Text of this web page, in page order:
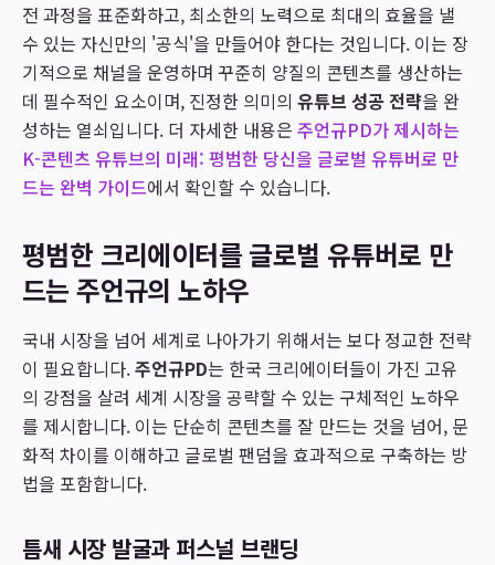
전 과정을 표준화하고, 최소한의 노력으로 최대의 효율을 낼
수 있는 자신만의 '공식'을 만들어야 한다는 것입니다. 이는 장
기적으로 채널을 운영하며 꾸준히 양질의 콘텐츠를 생산하는
데 필수적인 요소이며, 진정한 의미의 유튜브 성공 전략을 완
성하는 열쇠입니다. 더 자세한 내용은 주언규PD가 제시하는
K-콘텐츠 유튜브의 미래: 평범한 당신을 글로벌 유튜버로 만
드는 완벽 가이드에서 확인할 수 있습니다.
평범한 크리에이터를 글로벌 유튜버로 만
드는 주언규의 노하우
국내 시장을 넘어 세계로 나아가기 위해서는 보다 정교한 전략
이 필요합니다.주언규PD는 한국 크리에이터들이 가진 고유
의 강점을 살려 세계 시장을 공략할 수 있는 구체적인 노하우
를 제시합니다. 이는 단순히 콘텐츠를 잘 만드는 것을 넘어, 문
화적 차이를 이해하고 글로벌 팬덤을 효과적으로 구축하는 방
법을 포함합니다.
틈새 시장 발굴과 퍼스널 브랜딩